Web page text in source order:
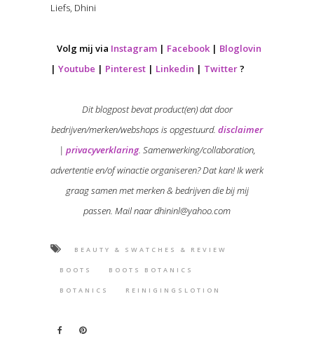
Liefs, Dhini
Volg mij via Instagram| Facebook| Bloglovin
| Youtube | Pinterest| Linkedin | Twitter?
Dit blogpost bevat product(en) dat door
bedrijven/merken/webshops is opgestuurd. disclaimer
| privacyverklaring. Samenwerking/collaboration,
advertentie en/of winactie organiseren? Dat kan! Ik werk
graag samen met merken & bedrijven die bij mij
passen. Mail naar dhininl@yahoo.com
BEAUTY & SWATCHES & REVIEW
BOOTS BOOTS BOTANICS
BOTANICS REINIGINGSLOTION